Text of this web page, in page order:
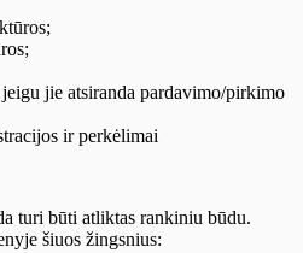
jie atsiranda pardavimo/pirkimo
ir perkėlimai
turi būti atliktas rankiniu būdu.
šiuos žingsnius: